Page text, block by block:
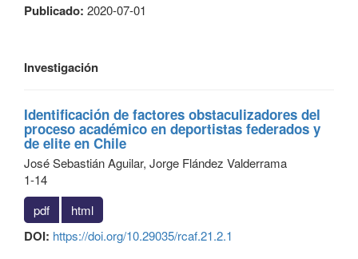
Publicado: 2020-07-01
Investigación
Identificación de factores obstaculizadores del
proceso académico en deportistas federados y
de elite en Chile
José Sebastián Aguilar, Jorge Flández Valderrama
1-14
pdf
html
DOI: https://doi.org/10.29035/rcaf.21.2.1